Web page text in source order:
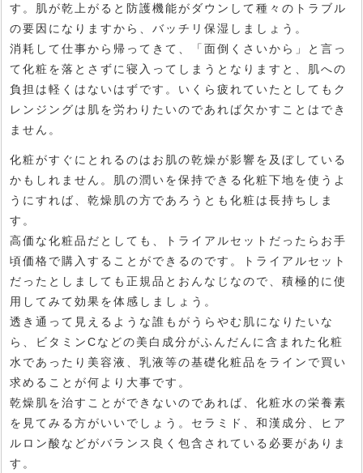
す。肌が乾上がると防護機能がダウンして種々のトラブル
の要因になりますから、バッチリ保湿しましょう。
消耗して仕事から帰ってきて、「面倒くさいから」と言っ
て化粧を落とさずに寝入ってしまうとなりますと、肌への
負担は軽くはないはずです。いくら疲れていたとしてもク
レンジングは肌を労わりたいのであれば欠かすことはでき
ません。
化粧がすぐにとれるのはお肌の乾燥が影響を及ぼしている
かもしれません。肌の潤いを保持できる化粧下地を使うよ
うにすれば、乾燥肌の方であろうとも化粧は長持ちしま
す。
高価な化粧品だとしても、トライアルセットだったらお手
頃価格で購入することができるのです。トライアルセット
だったとしましても正規品とおんなじなので、積極的に使
用してみて効果を体感しましょう。
透き通って見えるような誰もがうらやむ肌になりたいな
ら、ビタミンCなどの美白成分がふんだんに含まれた化粧
水であったり美容液、乳液等の基礎化粧品をラインで買い
求めることが何より大事です。
乾燥肌を治すことができないのであれば、化粧水の栄養素
を見てみる方がいいでしょう。セラミド、和漢成分、ヒア
ルロン酸などがバランス良く包含されている必要がありま
す。